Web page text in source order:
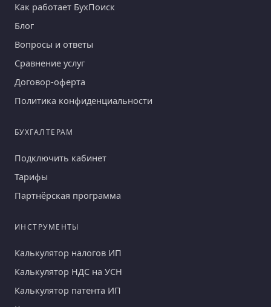
Как работает БухПоиск
Блог
Вопросы и ответы
Сравнение услуг
Договор-оферта
Политика конфиденциальности
БУХГАЛТЕРАМ
Подключить кабинет
Тарифы
Партнёрская программа
ИНСТРУМЕНТЫ
Калькулятор налогов ИП
Калькулятор НДС на УСН
Калькулятор патента ИП